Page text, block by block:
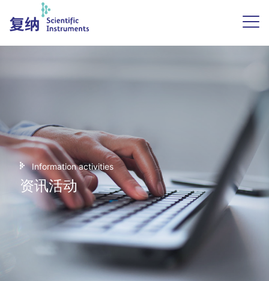
Information activities
资讯活动